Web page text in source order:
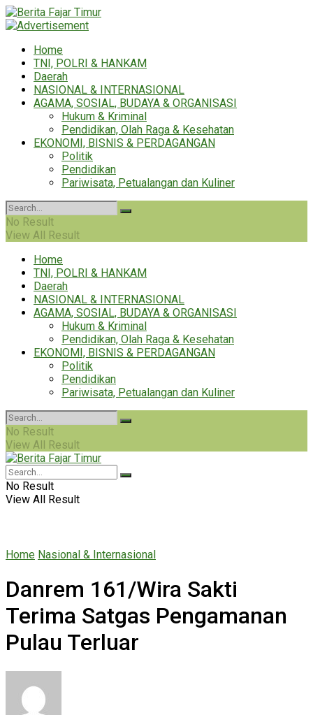
Home
TNI, POLRI & HANKAM
Daerah
NASIONAL & INTERNASIONAL
AGAMA, SOSIAL, BUDAYA & ORGANISASI
Hukum & Kriminal
Pendidikan, Olah Raga & Kesehatan
EKONOMI, BISNIS & PERDAGANGAN
Politik
Pendidikan
Pariwisata, Petualangan dan Kuliner
No Result
View All Result
Home
TNI, POLRI & HANKAM
Daerah
NASIONAL & INTERNASIONAL
AGAMA, SOSIAL, BUDAYA & ORGANISASI
Hukum & Kriminal
Pendidikan, Olah Raga & Kesehatan
EKONOMI, BISNIS & PERDAGANGAN
Politik
Pendidikan
Pariwisata, Petualangan dan Kuliner
No Result
View All Result
No Result
View All Result
Home Nasional & Internasional
Danrem 161/Wira Sakti
Terima Satgas Pengamanan
Pulau Terluar